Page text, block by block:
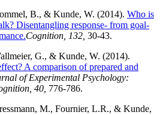
B., & Kunde, W. (2014). Who is
Disentangling response- from goal-
Cognition, 132, 30-43.
G., & Kunde, W. (2014).
A comparison of prepared and
of Experimental Psychology:
40, 776-786.
M., Fournier, L.R., & Kunde,